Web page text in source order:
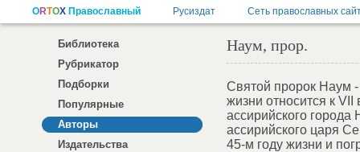
Библиотека
Рубрикатор
Подборки
Популярные
Авторы
Издательства
Наум, прор.
Святой пророк Наум
жизни относится к
ассирийского города
ассирийского царя
45-м году жизни и